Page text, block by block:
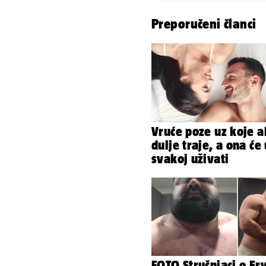
Preporučeni članci
Vruće poze uz koje
dulje traje, a ona će
svakoj uživati